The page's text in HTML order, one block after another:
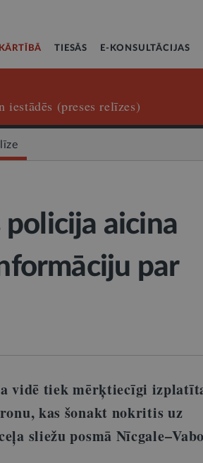
TIESĀS E-KONSULTĀCIJAS
iestādēs (preses relīzes)
policija aicina
par
vidē tiek mērķtiecīgi
kas šonakt nokritis uz
sliežu posmā